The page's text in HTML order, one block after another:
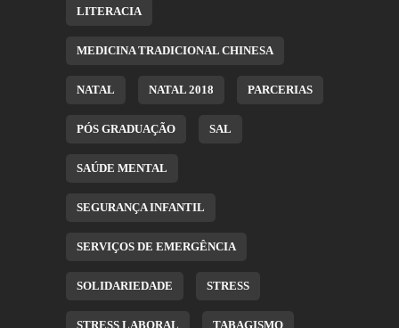
LITERACIA
MEDICINA TRADICIONAL CHINESA
NATAL NATAL 2018 PARCERIAS
PÓS GRADUAÇÃO SAL
SAÚDE MENTAL
SEGURANÇA INFANTIL
SERVIÇOS DE EMERGÊNCIA
SOLIDARIEDADE STRESS
STRESS LABORAL TABAGISMO